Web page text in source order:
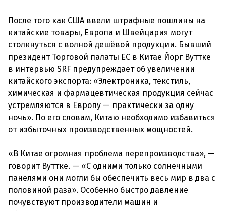
После того как США ввели штрафные пошлины на
китайские товары, Европа и Швейцария могут
столкнуться с волной дешёвой продукции. Бывший
президент Торговой палаты ЕС в Китае Йорг Вуттке
в интервью SRF предупреждает об увеличении
китайского экспорта: «Электроника, текстиль,
химическая и фармацевтическая продукция сейчас
устремляются в Европу — практически за одну
ночь». По его словам, Китаю необходимо избавиться
от избыточных производственных мощностей.
«В Китае огромная проблема перепроизводства», —
говорит Вуттке. — «С одними только солнечными
панелями они могли бы обеспечить весь мир в два с
половиной раза». Особенно быстро давление
почувствуют производители машин и